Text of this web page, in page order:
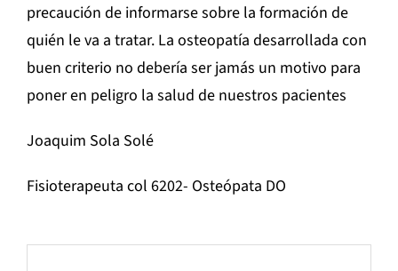
precaución de informarse sobre la formación de
quién le va a tratar. La osteopatía desarrollada con
buen criterio no debería ser jamás un motivo para
poner en peligro la salud de nuestros pacientes
Joaquim Sola Solé
Fisioterapeuta col 6202- Osteópata DO